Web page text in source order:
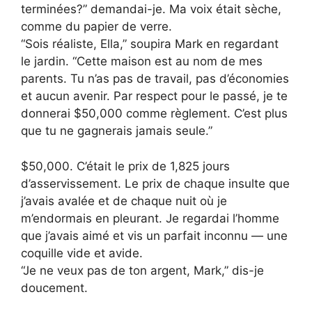
terminées?” demandai-je. Ma voix était sèche,
comme du papier de verre.
“Sois réaliste, Ella,” soupira Mark en regardant
le jardin. “Cette maison est au nom de mes
parents. Tu n’as pas de travail, pas d’économies
et aucun avenir. Par respect pour le passé, je te
donnerai $50,000 comme règlement. C’est plus
que tu ne gagnerais jamais seule.”
$50,000. C’était le prix de 1,825 jours
d’asservissement. Le prix de chaque insulte que
j’avais avalée et de chaque nuit où je
m’endormais en pleurant. Je regardai l’homme
que j’avais aimé et vis un parfait inconnu — une
coquille vide et avide.
“Je ne veux pas de ton argent, Mark,” dis-je
doucement.